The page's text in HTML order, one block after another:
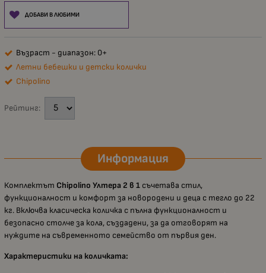
ДОБАВИ В ЛЮБИМИ
Възраст - диапазон: 0+
Летни бебешки и детски колички
Chipolino
Рейтинг:
Информация
Комплектът Chipolino Ултера 2 в 1 съчетава стил,
функционалност и комфорт за новородени и деца с тегло до 22
кг. Включва класическа количка с пълна функционалност и
безопасно столче за кола, създадени, за да отговорят на
нуждите на съвременното семейство от първия ден.
Характеристики на количката: